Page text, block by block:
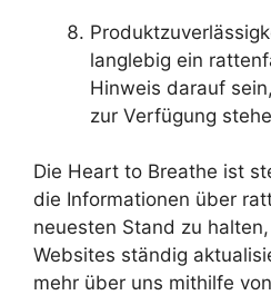
langlebig ein
Hinweis darauf
zur Verfügung
Die Heart to Breathe ist
die Informationen über
neuesten Stand zu
Websites ständig
mehr über uns mithilfe